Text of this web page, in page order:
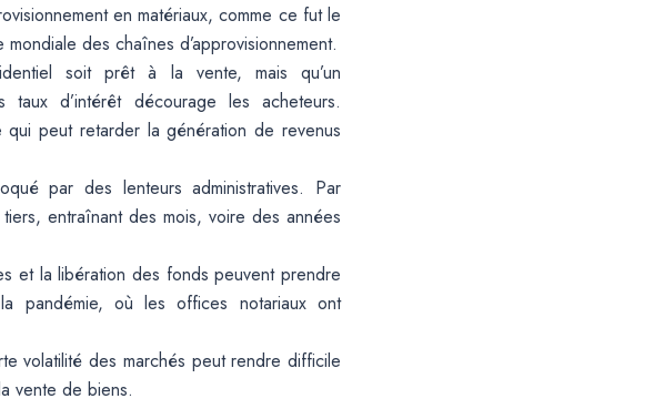
en matériaux, comme ce fut le
des chaînes d’approvisionnement.
soit prêt à la vente, mais qu’un
taux d’intérêt décourage les acheteurs.
qui peut retarder la génération de revenus
par des lenteurs administratives. Par
entraînant des mois, voire des années
et la libération des fonds peuvent prendre
pandémie, où les offices notariaux ont
volatilité des marchés peut rendre difficile
vente de biens.